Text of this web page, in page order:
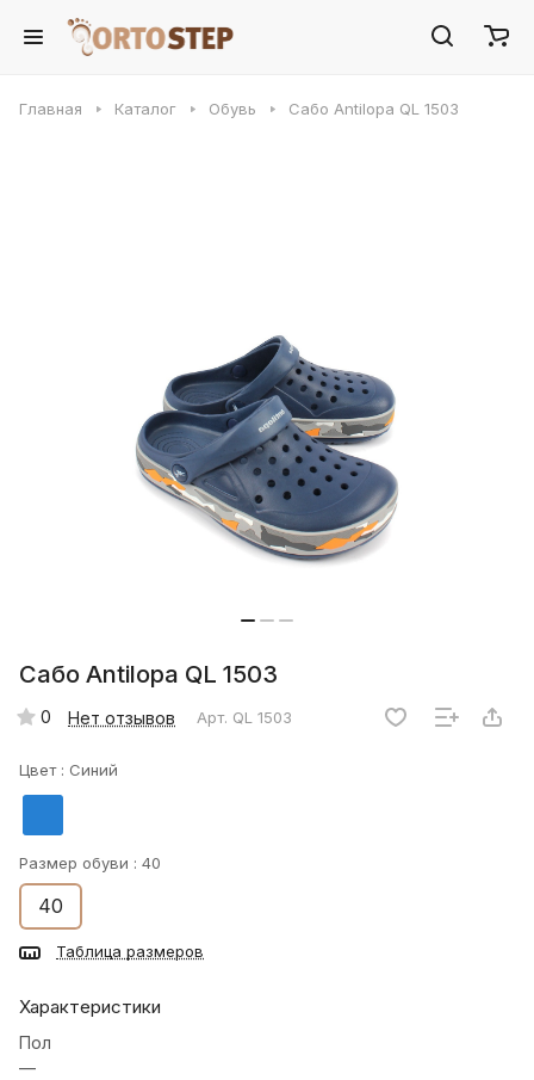
Главная Каталог Обувь Сабо Antilopa QL 1503
Сабо Antilopa QL 1503
0 Нет отзывов Арт. QL 1503
Цвет : Синий
Размер обуви : 40
40
Таблица размеров
Характеристики
Пол
—